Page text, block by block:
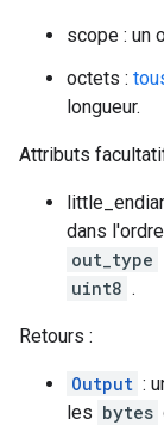
scope : un
octets :
longueur.
Attributs
dans
out_type
uint8 .
Retours :
Output :
les bytes